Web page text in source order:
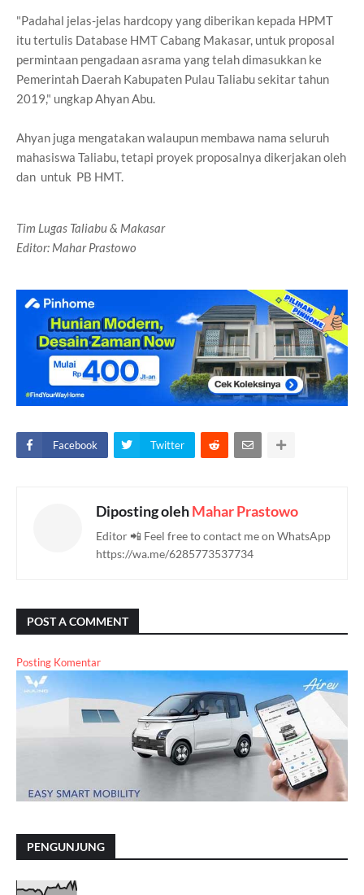
"Padahal jelas-jelas hardcopy yang diberikan kepada HPMT
itu tertulis Database HMT Cabang Makasar, untuk proposal
permintaan pengadaan asrama yang telah dimasukkan ke
Pemerintah Daerah Kabupaten Pulau Taliabu sekitar tahun
2019," ungkap Ahyan Abu.
Ahyan juga mengatakan walaupun membawa nama seluruh
mahasiswa Taliabu, tetapi proyek proposalnya dikerjakan oleh
dan untuk PB HMT.
Tim Lugas Taliabu & Makasar
Editor: Mahar Prastowo
Facebook Twitter
Diposting olehMahar Prastowo
Editor 📲 Feel free to contact me on WhatsApp
https://wa.me/6285773537734
POST A COMMENT
Posting Komentar
PENGUNJUNG